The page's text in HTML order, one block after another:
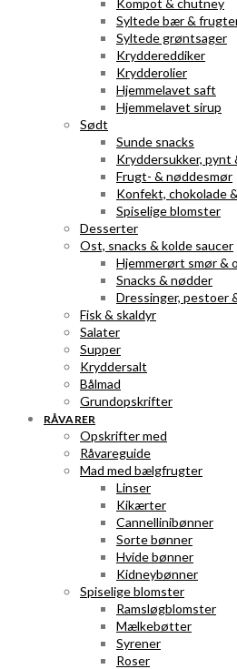
Kompot & chutney
Syltede bær &
Syltede grøntsager
Kryddereddiker
Krydderolier
Hjemmelavet saft
Hjemmelavet sirup
Sødt
Sunde snacks
Kryddersukker, pynt
Frugt- & nøddesmør
Konfekt, chokolade
Spiselige blomster
Desserter
Ost, snacks & kolde saucer
Hjemmerørt smør &
Snacks & nødder
Dressinger, pestoer
Fisk & skaldyr
Salater
Supper
Kryddersalt
Bålmad
Grundopskrifter
RÅVARER
Opskrifter med
Råvareguide
Mad med bælgfrugter
Linser
Kikærter
Cannellinibønner
Sorte bønner
Hvide bønner
Kidneybønner
Spiselige blomster
Ramsløgblomster
Mælkebøtter
Syrener
Roser